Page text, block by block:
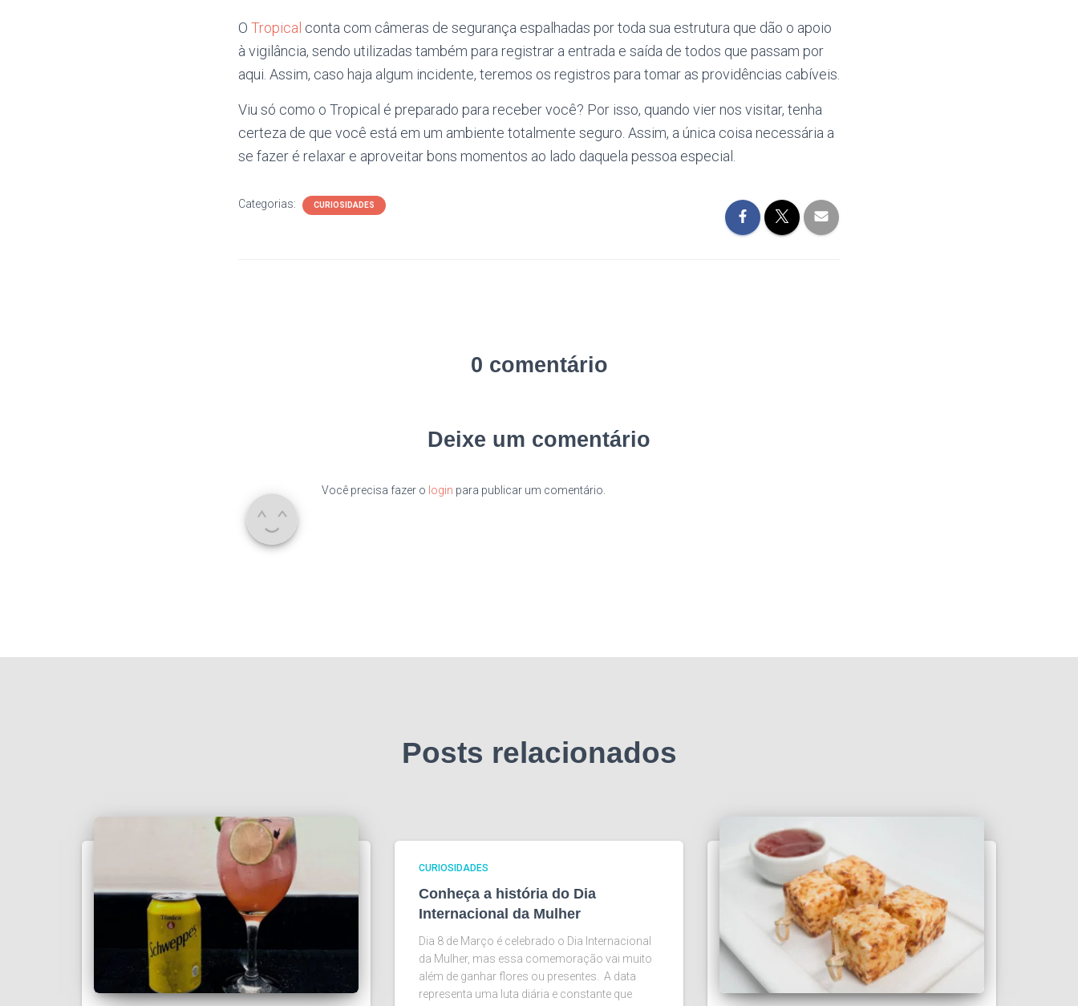
O Tropical conta com câmeras de segurança espalhadas por toda sua estrutura que dão o apoio
à vigilância, sendo utilizadas também para registrar a entrada e saída de todos que passam por
aqui. Assim, caso haja algum incidente, teremos os registros para tomar as providências cabíveis.
Viu só como o Tropical é preparado para receber você? Por isso, quando vier nos visitar, tenha
certeza de que você está em um ambiente totalmente seguro. Assim, a única coisa necessária a
se fazer é relaxar e aproveitar bons momentos ao lado daquela pessoa especial.
Categorias: CURIOSIDADES
0 comentário
Deixe um comentário
Você precisa fazer o login para publicar um comentário.
Posts relacionados
CURIOSIDADES
Conheça a história do Dia
Internacional da Mulher
Dia 8 de Março é celebrado o Dia Internacional
da Mulher, mas essa comemoração vai muito
além de ganhar flores ou presentes. A data
representa uma luta diária e constante que